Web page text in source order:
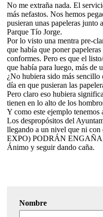
No me extraña nada. El
más nefastos. Nos hemos
pusieran unas papeleras junto
Parque Tío Jorge.
Por lo visto una mentra pre-
que había que poner
conformes. Pero es que el
que había para luego, más de
¿No hubiera sido más sencillo
día en que pusieran las
Pero claro eso hubiera
tienen en lo alto de los
Y como este ejemplo tenemos
Los despropósitos del
llegando a un nivel que ni con
EXPO) PODRÁN
Ánimo y seguir dando caña.
Nombre